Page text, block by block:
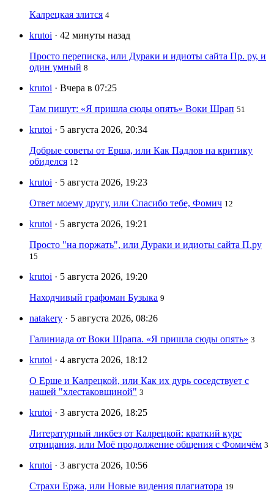
Калрецкая злится 4
krutoi · 42 минуты назад
Просто переписка, или Дураки и идиоты сайта Пр. ру, и
один умный 8
krutoi · Вчера в 07:25
Там пишут: «Я пришла сюды опять» Воки Шрап 51
krutoi · 5 августа 2026, 20:34
Добрые советы от Ерша, или Как Падлов на критику
обиделся 12
krutoi · 5 августа 2026, 19:23
Ответ моему другу, или Спасибо тебе, Фомич 12
krutoi · 5 августа 2026, 19:21
Просто "на поржать", или Дураки и идиоты сайта П.ру
15
krutoi · 5 августа 2026, 19:20
Находчивый графоман Бузыка 9
natakery · 5 августа 2026, 08:26
Галиниада от Воки Шрапа. «Я пришла сюды опять» 3
krutoi · 4 августа 2026, 18:12
О Ерше и Калрецкой, или Как их дурь соседствует с
нашей "хлестаковщиной" 3
krutoi · 3 августа 2026, 18:25
Литературный ликбез от Калрецкой: краткий курс
отрицания, или Моё продолжение общения с Фомичём 3
krutoi · 3 августа 2026, 10:56
Страхи Ержа, или Новые видения плагиатора 19